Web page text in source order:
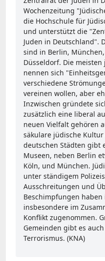
Wochenzeitung
die Hochschule für
und unterstützt die
Juden in Deutschland".
sind in Berlin,
Düsseldorf. Die
nennen sich
verschiedene
vereinen wollen, aber
Inzwischen gründete
zusätzlich eine liberal
neuen Vielfalt gehören
säkulare jüdische
deutschen Städten gibt
Museen, neben Berlin
Köln, und München.
unter ständigem
Ausschreitungen und
Beschimpfungen haben
insbesondere im
Konflikt zugenommen.
Gemeinden gibt es
Terrorismus. (KNA)